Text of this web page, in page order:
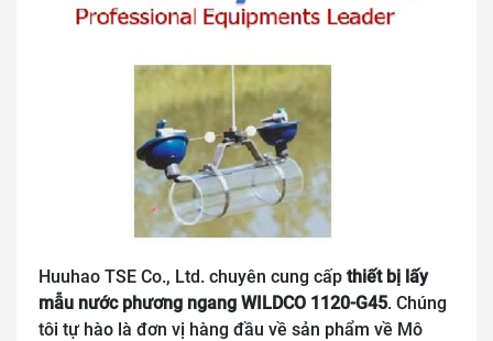
Huuhao TSE Co., Ltd. chuyên cung cấp thiết bị lấy
mẫu nước phương ngang WILDCO 1120-G45. Chúng
tôi tự hào là đơn vị hàng đầu về sản phẩm về Mô